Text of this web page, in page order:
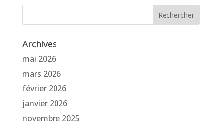
Archives
mai 2026
mars 2026
février 2026
janvier 2026
novembre 2025